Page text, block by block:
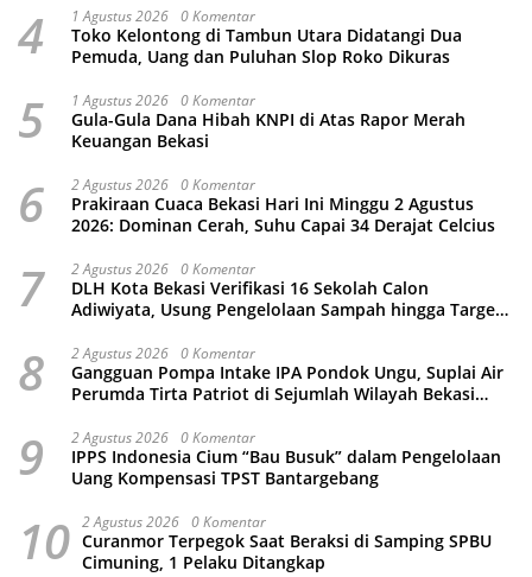
4 1 Agustus 2026 0 Komentar
Toko Kelontong di Tambun Utara Didatangi Dua
Pemuda, Uang dan Puluhan Slop Roko Dikuras
5 1 Agustus 2026 0 Komentar
Gula-Gula Dana Hibah KNPI di Atas Rapor Merah
Keuangan Bekasi
6 2 Agustus 2026 0 Komentar
Prakiraan Cuaca Bekasi Hari Ini Minggu 2 Agustus
2026: Dominan Cerah, Suhu Capai 34 Derajat Celcius
7 2 Agustus 2026 0 Komentar
DLH Kota Bekasi Verifikasi 16 Sekolah Calon
Adiwiyata, Usung Pengelolaan Sampah hingga Target
8 2 Agustus 2026 0 Komentar
Gangguan Pompa Intake IPA Pondok Ungu, Suplai Air
Perumda Tirta Patriot di Sejumlah Wilayah Bekasi
9 2 Agustus 2026 0 Komentar
IPPS Indonesia Cium “Bau Busuk” dalam Pengelolaan
Uang Kompensasi TPST Bantargebang
10 2 Agustus 2026 0 Komentar
Curanmor Terpegok Saat Beraksi di Samping SPBU
Cimuning, 1 Pelaku Ditangkap